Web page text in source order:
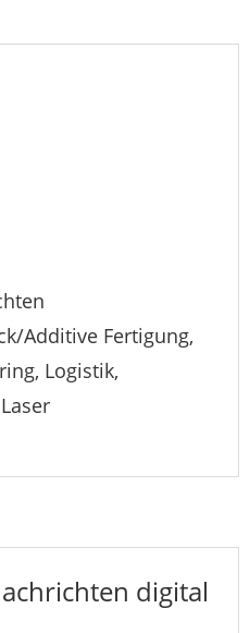
Additive Fertigung,
Logistik,
digital